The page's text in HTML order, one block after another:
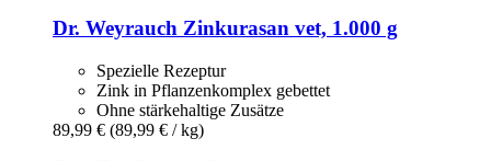
Dr. Weyrauch Zinkurasan vet, 1.000 g
Spezielle Rezeptur
Zink in Pflanzenkomplex gebettet
Ohne stärkehaltige Zusätze
89,99 € (89,99 € / kg)